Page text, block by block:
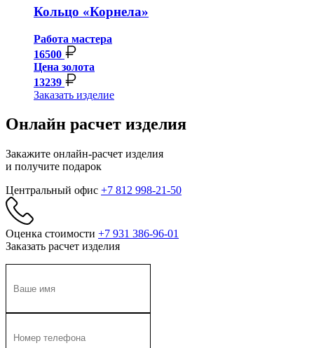
Кольцо «Корнела»
Работа мастера
16500
Цена золота
13239
Заказать изделие
Онлайн расчет изделия
Закажите онлайн-расчет изделия
и получите подарок
Центральный офис +7 812 998-21-50
Оценка стоимости +7 931 386-96-01
Заказать расчет изделия